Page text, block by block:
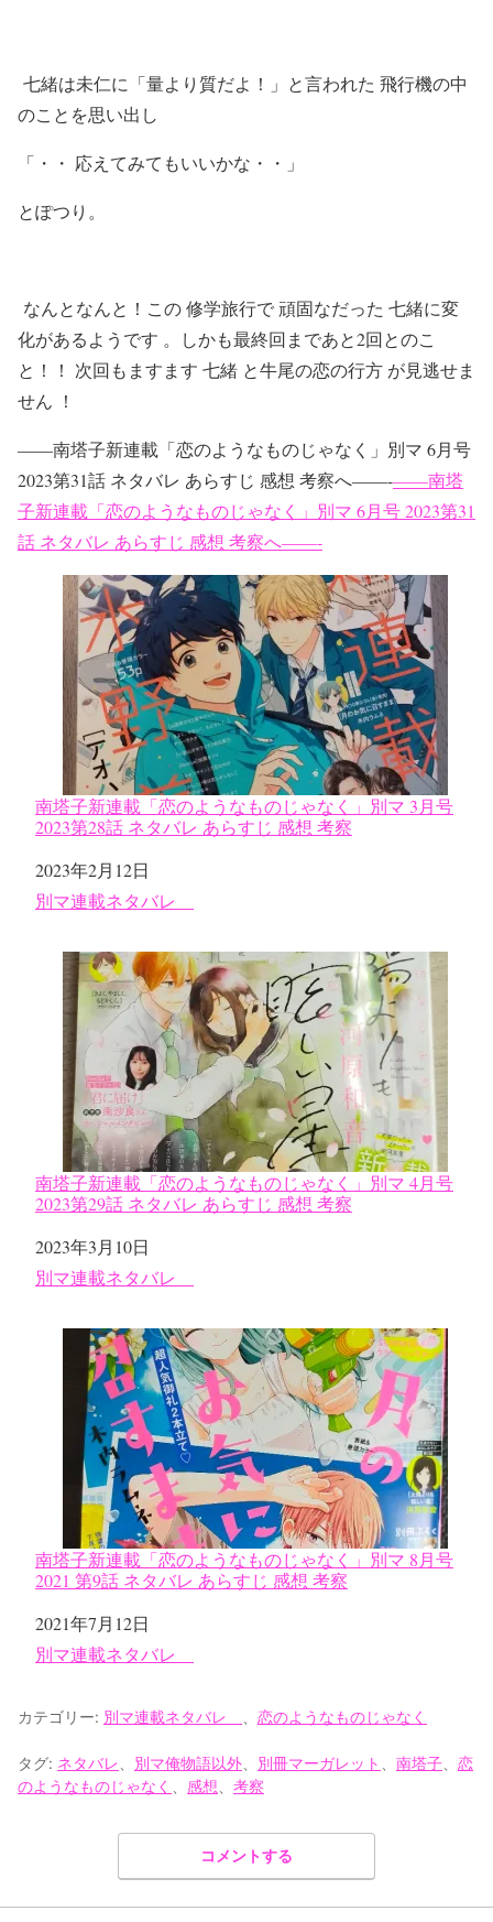
七緒は未仁に「量より質だよ！」と言われた 飛行機の中
のことを思い出し
「・・ 応えてみてもいいかな・・」
とぽつり。
なんとなんと！この 修学旅行で 頑固なだった 七緒に変
化があるようです 。しかも最終回まであと2回とのこ
と！！ 次回もますます 七緒 と牛尾の恋の行方 が見逃せま
せん ！
——南塔子新連載「恋のようなものじゃなく」別マ 6月号
2023第31話 ネタバレ あらすじ 感想 考察へ——-——南塔
子新連載「恋のようなものじゃなく」別マ 6月号 2023第31
話 ネタバレ あらすじ 感想 考察へ——-
南塔子新連載「恋のようなものじゃなく」別マ 3月号
2023第28話 ネタバレ あらすじ 感想 考察
日付
2023年2月12日
関連理由
別マ連載ネタバレ
南塔子新連載「恋のようなものじゃなく」別マ 4月号
2023第29話 ネタバレ あらすじ 感想 考察
日付
2023年3月10日
関連理由
別マ連載ネタバレ
南塔子新連載「恋のようなものじゃなく」別マ 8月号
2021 第9話 ネタバレ あらすじ 感想 考察
日付
2021年7月12日
関連理由
別マ連載ネタバレ
カテゴリー: 別マ連載ネタバレ 、 恋のようなものじゃなく
タグ: ネタバレ、 別マ俺物語以外、 別冊マーガレット 、 南塔子、 恋
のようなものじゃなく 、 感想、 考察
コメントする